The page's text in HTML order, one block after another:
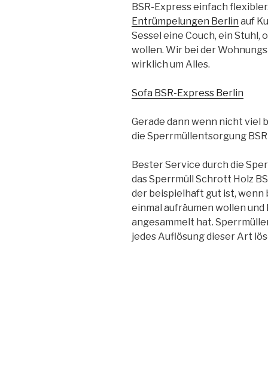
BSR-Express einfach
Entrümpelungen Berlin auf
Sessel eine Couch, ein Stuhl,
wollen. Wir bei der
wirklich um Alles.
Sofa BSR-Express Berlin
Gerade dann wenn nicht viel
die Sperrmüllentsorgung
Bester Service durch die
das Sperrmüll Schrott Holz
der beispielhaft gut ist, wenn
einmal aufräumen wollen
angesammelt hat.
jedes Auflösung dieser Art